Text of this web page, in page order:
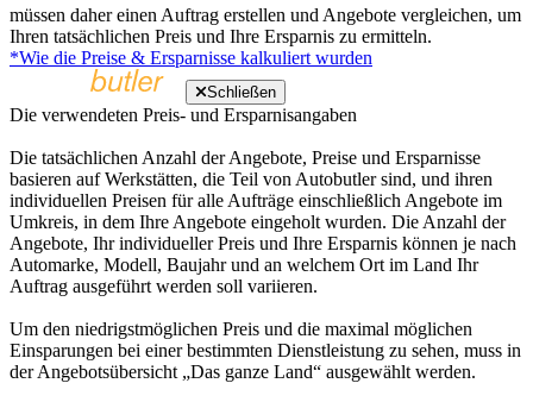
müssen daher einen Auftrag erstellen und Angebote vergleichen, um
Ihren tatsächlichen Preis und Ihre Ersparnis zu ermitteln.
*Wie die Preise & Ersparnisse kalkuliert wurden
Schließen
Die verwendeten Preis- und Ersparnisangaben
Die tatsächlichen Anzahl der Angebote, Preise und Ersparnisse
basieren auf Werkstätten, die Teil von Autobutler sind, und ihren
individuellen Preisen für alle Aufträge einschließlich Angebote im
Umkreis, in dem Ihre Angebote eingeholt wurden. Die Anzahl der
Angebote, Ihr individueller Preis und Ihre Ersparnis können je nach
Automarke, Modell, Baujahr und an welchem Ort im Land Ihr
Auftrag ausgeführt werden soll variieren.
Um den niedrigstmöglichen Preis und die maximal möglichen
Einsparungen bei einer bestimmten Dienstleistung zu sehen, muss in
der Angebotsübersicht „Das ganze Land“ ausgewählt werden.